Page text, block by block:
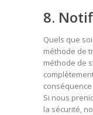
8.
Quels que
méthode de
méthode de
Si nous
la sécurité,